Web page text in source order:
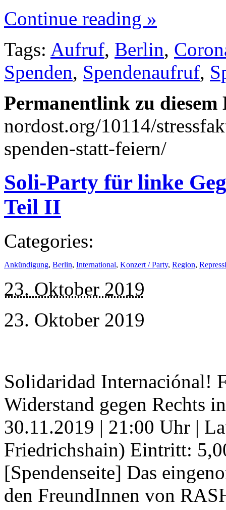
Continue reading »
Tags: Aufruf, Berlin,
Spenden, Spendenaufruf,
Permanentlink zu
nordost.org/10114/
spenden-statt-feiern/
Soli-Party für linke
Teil II
Categories:
Ankündigung, Berlin, International, Konzert / Party, Region,
23. Oktober 2019
23. Oktober 2019
Solidaridad Internaciónal!
Widerstand gegen Rechts
30.11.2019 | 21:00 Uhr |
Friedrichshain) Eintritt:
[Spendenseite] Das
den FreundInnen von